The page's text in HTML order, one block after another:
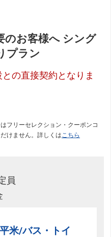
のお客様へ シング
プラン
との直接契約となりま
フリーセレクション・クーポンコ
けません。詳しくは こちら
員
米/バス・トイ